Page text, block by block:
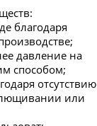
благодаря
давление на
способом;
отсутствию
или